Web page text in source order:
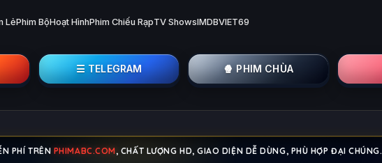
LẻPhim BộHoạt HìnhPhim Chiếu RạpTV ShowsIMDBVIET69
☰ TELEGRAM 🍿 PHIM CHÙA
PHÍ TRÊN PHIMABC.COM, CHẤT LƯỢNG HD, GIAO DIỆN DỄ DÙNG, PHÙ HỢP ĐẠI CHÚNG.